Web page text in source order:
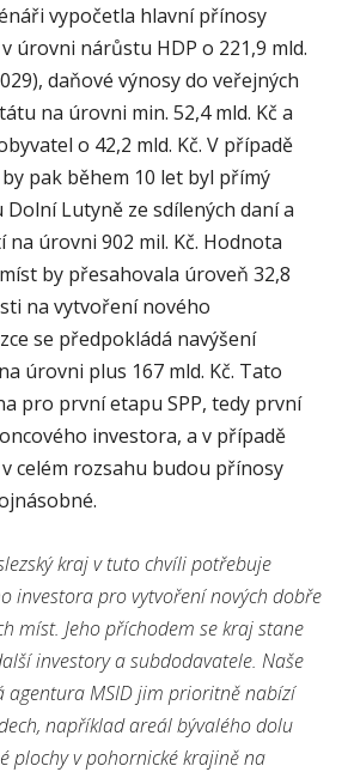
vypočetla hlavní přínosy
úrovni nárůstu HDP o 221,9 mld.
daňové výnosy do veřejných
na úrovni min. 52,4 mld. Kč a
o 42,2 mld. Kč. V případě
pak během 10 let byl přímý
Lutyně ze sdílených daní a
úrovni 902 mil. Kč. Hodnota
by přesahovala úroveň 32,8
na vytvoření nového
se předpokládá navýšení
úrovni plus 167 mld. Kč. Tato
pro první etapu SPP, tedy první
investora, a v případě
celém rozsahu budou přínosy
kraj v tuto chvíli potřebuje
investora pro vytvoření nových dobře
míst. Jeho příchodem se kraj stane
investory a subdodavatele. Naše
agentura MSID jim prioritně nabízí
například areál bývalého dolu
plochy v pohornické krajině na